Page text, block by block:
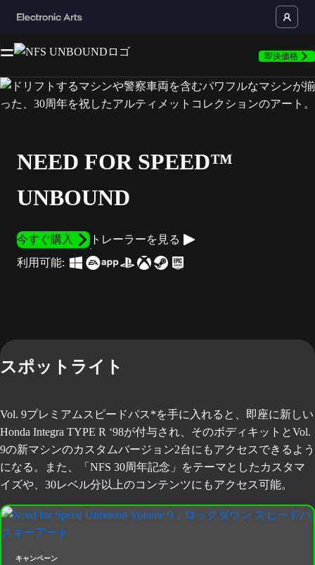
即決価格
NEED FOR SPEED™
UNBOUND
今すぐ購入
トレーラーを見る
利用可能:
スポットライト
Vol. 9プレミアムスピードパス*を手に入れると、即座に新しい
Honda Integra TYPE R ‘98が付与され、そのボディキットとVol.
9の新マシンのカスタムバージョン2台にもアクセスできるよう
になる。また、「NFS 30周年記念」をテーマとしたカスタマ
イズや、30レベル分以上のコンテンツにもアクセス可能。
キャンペーン